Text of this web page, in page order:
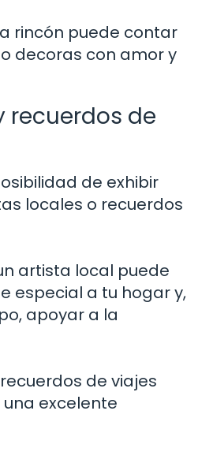
rincón puede contar
decoras con amor y
recuerdos de
de exhibir
locales o recuerdos
artista local puede
especial a tu hogar y,
apoyar a la
de viajes
excelente